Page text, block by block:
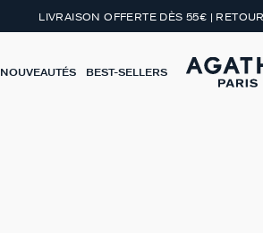
LIVRAISON OFFERTE DÈS 55€ |
NOUVEAUTÉS BEST-SELLERS